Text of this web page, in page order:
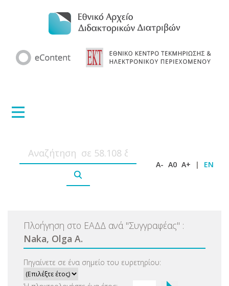
A- A0 A+ | EN
Πλοήγηση στο ΕΑΔΔ ανά "Συγγραφέας" :
Naka, Olga A.
Πηγαίνετε σε ένα σημείο του ευρετηρίου: